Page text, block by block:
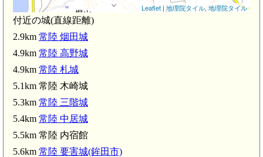
Leaflet | 地理院タイル, 地理院タイル
付近の城(直線距離)
2.9km 常陸 烟田城
4.9km 常陸 高野城
4.9km 常陸 札城
5.1km 常陸 木崎城
5.3km 常陸 三階城
5.4km 常陸 中居城
5.5km 常陸 内宿館
5.6km 常陸 要害城(鉾田市)